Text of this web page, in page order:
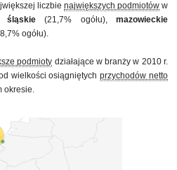
liczbie największych podmiotów w
śląskie(21,7% ogółu),mazowieckie
ogółu).
podmioty działające w branży w 2010 r.
wielkości osiągniętychprzychodów netto
okresie.